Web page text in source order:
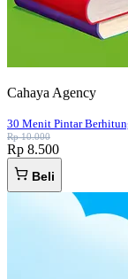
Cahaya Agency
30 Menit Pintar
Rp 10.000
Rp 8.500
Beli